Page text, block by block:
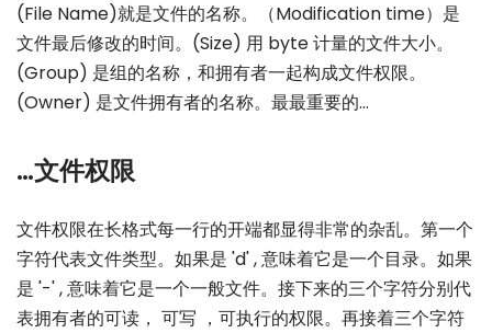
(File Name)就是文件的名称。（Modification time）是
文件最后修改的时间。(Size) 用 byte 计量的文件大小。
(Group) 是组的名称，和拥有者一起构成文件权限。
(Owner) 是文件拥有者的名称。最最重要的…
…文件权限
文件权限在长格式每一行的开端都显得非常的杂乱。第一个
字符代表文件类型。如果是 'd' , 意味着它是一个目录。如果
是 '-' , 意味着它是一个一般文件。接下来的三个字符分别代
表拥有者的可读， 可写 ，可执行的权限。再接着三个字符